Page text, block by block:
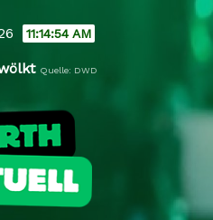
11:14:55 AM
Quelle: DWD